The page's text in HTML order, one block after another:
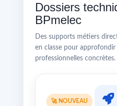
Dossiers
BPmelec
Des supports métiers
en classe pour
professionnelles concrètes.
🚀 NOUVEAU